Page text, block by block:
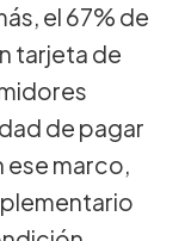
el 67% de
tarjeta de
de pagar
ese marco,